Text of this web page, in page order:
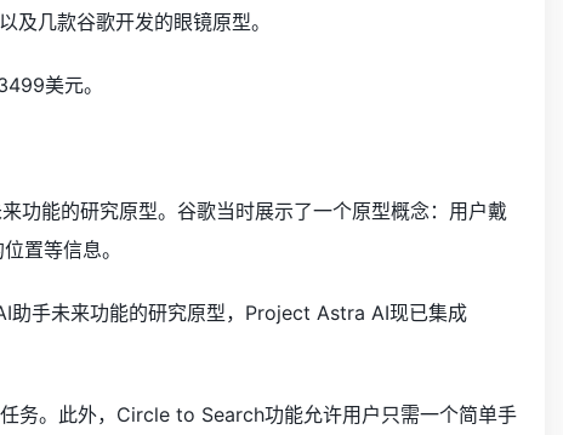
几款谷歌开发的眼镜原型。
美元。
功能的研究原型。谷歌当时展示了一个原型概念：用户戴
置等信息。
助手未来功能的研究原型，Project Astra AI现已集成
务。此外，Circle to Search功能允许用户只需一个简单手